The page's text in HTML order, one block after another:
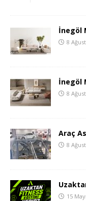
İnegöl
8
İnegöl
8
Araç
8
15